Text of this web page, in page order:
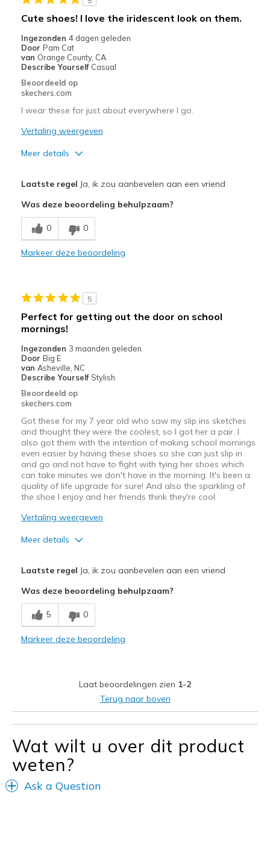
Cute shoes! I love the iridescent look on them.
Ingezonden 4 dagen geleden
Door Pam Cat
van Orange County, CA
Describe Yourself Casual
Beoordeeld op
skechers.com
I wear these for just about everywhere I go.
Vertaling weergeven
Meer details
Comfortable
Stylish
Going Out
Width
Sizing
Feels true to size
View On Shoes
Laatste regel Ja, ik zou aanbevelen aan een vriend
Was deze beoordeling behulpzaam?
0 0
Markeer deze beoordeling
5
Perfect for getting out the door on school
mornings!
Ingezonden 3 maanden geleden
Door Big E
van Asheville, NC
Describe Yourself Stylish
Beoordeeld op
skechers.com
Got these for my 7 year old who saw my slip ins sketches
and thought they were the coolest, so I got her a pair. I
also got them with the intention of making school mornings
even easier by having these shoes so she can just slip in
and go and not have to fight with tying her shoes which
can take minutes we don't have in the morning. It's been a
quality of life upgrade for sure! And also the sparkling of
the shoe I enjoy and her friends think they're cool
Vertaling weergeven
Meer details
Comfortable
Stylish
Special Occasions
Travel
Width
Sizing
View On Shoes
Laatste regel Ja, ik zou aanbevelen aan een vriend
Was deze beoordeling behulpzaam?
5 0
Markeer deze beoordeling
Laat beoordelingen zien 1-2
Terug naar boven
Wat wilt u over dit product
weten?
Ask a Question